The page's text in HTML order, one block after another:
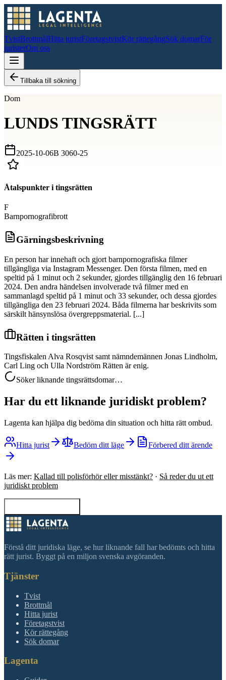
TvistBrottmålHitta juristFöretagstvistKör rättegångSök domarFör
juristerOm oss
Tillbaka till sökning
Dom
LUNDS TINGSRÄTT
2025-10-06B 3060-25
Åtalspunkter i tingsrätten
F
Barnpornografibrott
Gärningsbeskrivning
En person har innehaft och gjort barnpornografiska filmer
tillgängliga via Instagram Messenger. Den första filmen, med en
speltid på 1 minut och 2 sekunder, gjordes tillgänglig den 16 februari
2024. Den andra händelsen involverade två filmer med en
sammanlagd speltid på 1 minut och 33 sekunder, och dessa gjordes
tillgängliga den 23 februari 2024. Båda filmerna har beskrivits som
särskilt hänsynslösa övergreppsmaterial. [...]
Rätten i tingsrätten
Tingsfiskalen Alva Rosqvist samt nämndemännen Jonas Lindholm,
Carl Ling och Ulla Nordström Rätten är enig.
Söker liknande tingsrättsdomar…
Har du ett liknande juridiskt problem?
Lagenta kan hjälpa dig bedöma din situation och hitta rätt ombud.
Hitta jurist Bedöm ditt läge Förbered ditt ärende
Läs mer: Kallad till polisförhör eller misstänkt? · Så reder du ut ett
juridiskt problem
Förstå ditt juridiska läge, se hur liknande fall har bedömts och hitta
rätt jurist. Byggt på en miljon svenska avgöranden.
Tjänster
Tvist
Brottmål
Hitta jurist
Företagstvist
Kör rättegång
Sök domar
Lagenta